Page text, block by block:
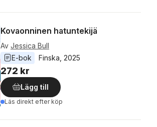
Kovaonninen hatuntekijä
Av Jessica Bull
E-bok
Finska 2025
272 kr
Lägg till
Läs direkt efter köp